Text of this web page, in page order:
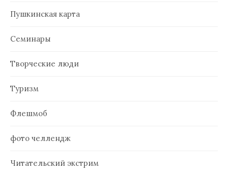
Пушкинская карта
Семинары
Творческие люди
Туризм
Флешмоб
фото челлендж
Читательский экстрим